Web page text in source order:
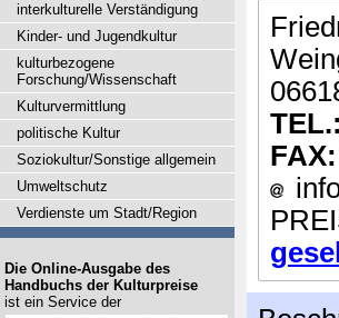
TEL.:
FAX:
interkulturelle Verständigung
Kinder- und Jugendkultur
kulturbezogene
Forschung/Wissenschaft
Kulturvermittlung
politische Kultur
Soziokultur/Sonstige allgemein
Umweltschutz
Verdienste um Stadt/Region
Die Online-Ausgabe des
Handbuchs der Kulturpreise
ist ein Service der